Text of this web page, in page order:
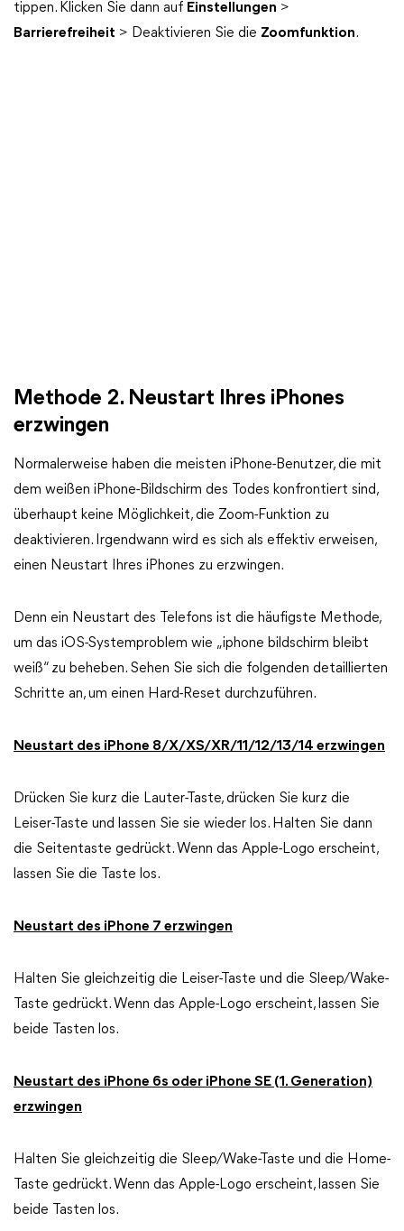
tippen. Klicken Sie dann auf Einstellungen >
Barrierefreiheit > Deaktivieren Sie die Zoomfunktion.
Methode 2. Neustart Ihres iPhones
erzwingen
Normalerweise haben die meisten iPhone-Benutzer, die mit
dem weißen iPhone-Bildschirm des Todes konfrontiert sind,
überhaupt keine Möglichkeit, die Zoom-Funktion zu
deaktivieren. Irgendwann wird es sich als effektiv erweisen,
einen Neustart Ihres iPhones zu erzwingen.
Denn ein Neustart des Telefons ist die häufigste Methode,
um das iOS-Systemproblem wie „iphone bildschirm bleibt
weiß“ zu beheben. Sehen Sie sich die folgenden detaillierten
Schritte an, um einen Hard-Reset durchzuführen.
Neustart des iPhone 8/X/XS/XR/11/12/13/14 erzwingen
Drücken Sie kurz die Lauter-Taste, drücken Sie kurz die
Leiser-Taste und lassen Sie sie wieder los. Halten Sie dann
die Seitentaste gedrückt. Wenn das Apple-Logo erscheint,
lassen Sie die Taste los.
Neustart des iPhone 7 erzwingen
Halten Sie gleichzeitig die Leiser-Taste und die Sleep/Wake-
Taste gedrückt. Wenn das Apple-Logo erscheint, lassen Sie
beide Tasten los.
Neustart des iPhone 6s oder iPhone SE (1. Generation)
erzwingen
Halten Sie gleichzeitig die Sleep/Wake-Taste und die Home-
Taste gedrückt. Wenn das Apple-Logo erscheint, lassen Sie
beide Tasten los.